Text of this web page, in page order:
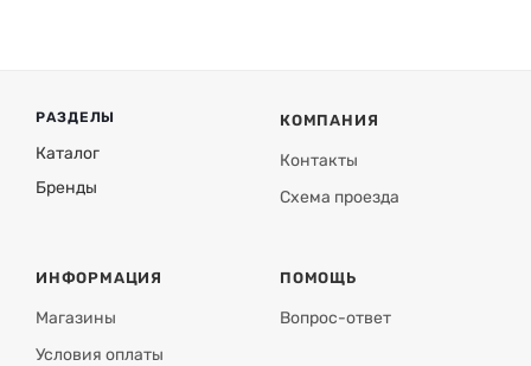
РАЗДЕЛЫ
Каталог
Бренды
КОМПАНИЯ
Контакты
Схема проезда
ИНФОРМАЦИЯ
Магазины
Условия оплаты
ПОМОЩЬ
Вопрос-ответ